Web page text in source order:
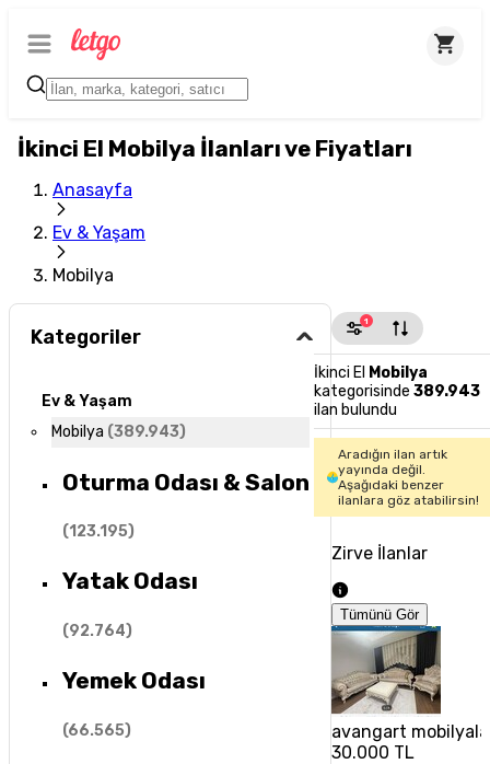
İkinci El Mobilya İlanları ve Fiyatları
Anasayfa
Ev & Yaşam
Mobilya
Kategoriler
Ev & Yaşam
Mobilya (389.943)
Oturma Odası & Salon
(123.195)
Yatak Odası
(92.764)
Yemek Odası
(66.565)
1
İkinci El Mobilya
kategorisinde 389.943
ilan bulundu
Aradığın ilan artık
yayında değil.
Aşağıdaki benzer
ilanlara göz atabilirsin!
Zirve İlanlar
Tümünü Gör
avangart
30.000 TL